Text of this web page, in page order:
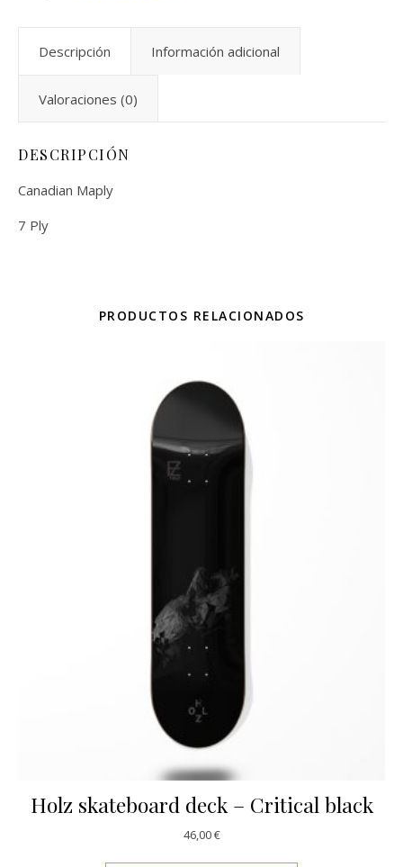
Descripción Información adicional
Valoraciones (0)
DESCRIPCIÓN
Canadian Maply
7 Ply
PRODUCTOS RELACIONADOS
Holz skateboard deck – Critical black
46,00€
Este producto